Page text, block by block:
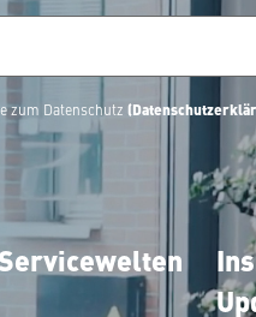
zum Datenschutz